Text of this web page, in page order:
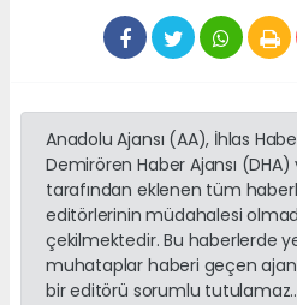
Anadolu Ajansı (AA), İhlas
Demirören Haber Ajansı
tarafından eklenen tüm
editörlerinin müdahalesi
çekilmektedir. Bu haberlerde
muhataplar haberi geçen
bir editörü sorumlu